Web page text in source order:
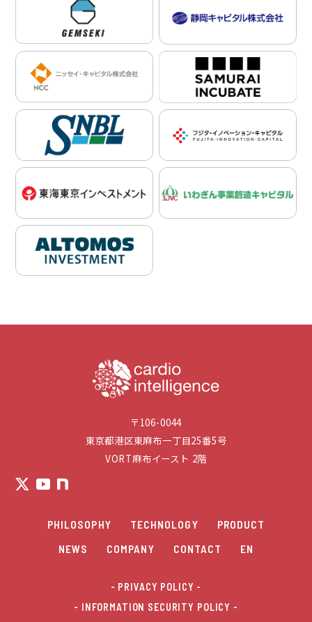
〒106-0044
東京都港区東麻布一丁目25番5号
VORT麻布イースト 2階
PHILOSOPHY TECHNOLOGY
PRODUCT
NEWS
COMPANY CONTACT EN
- PRIVACY POLICY
- INFORMATION SECURITY POLICY